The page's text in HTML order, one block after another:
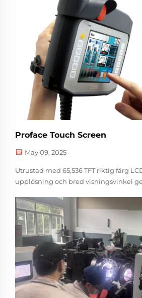
hanterade vi snabbt deras särskilda
Proface Touch Screen
May 09, 2025
Utrustad med 65,536 TFT riktig färg
upplösning och bred visningsvinkel
branschen, och tack vare sin
och stark kompatibilitet med flera
den...